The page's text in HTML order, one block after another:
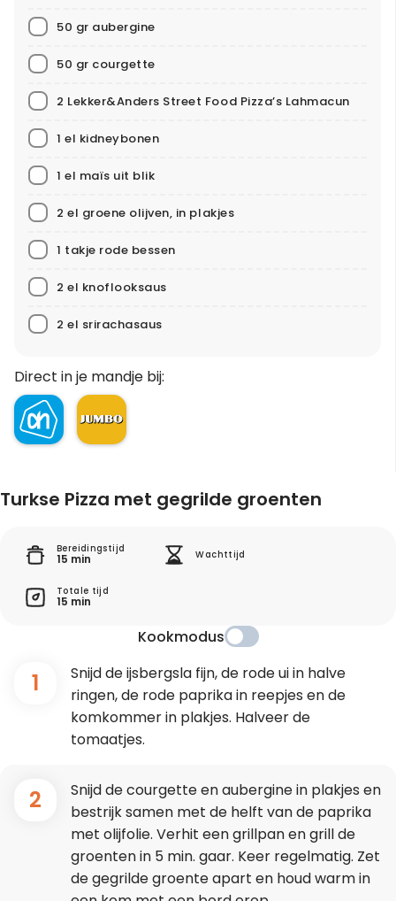
50 gr aubergine
50 gr courgette
2 Lekker&Anders Street Food Pizza’s Lahmacun
1 el kidneybonen
1 el maïs uit blik
2 el groene olijven, in plakjes
1 takje rode bessen
2 el knoflooksaus
2 el srirachasaus
Direct in je mandje bij:
Turkse Pizza met gegrilde groenten
Bereidingstijd
15 min Wachttijd
Totale tijd
15 min
Kookmodus
1
Snijd de ijsbergsla fijn, de rode ui in halve
ringen, de rode paprika in reepjes en de
komkommer in plakjes. Halveer de
tomaatjes.
2
Snijd de courgette en aubergine in plakjes en
bestrijk samen met de helft van de paprika
met olijfolie. Verhit een grillpan en grill de
groenten in 5 min. gaar. Keer regelmatig. Zet
de gegrilde groente apart en houd warm in